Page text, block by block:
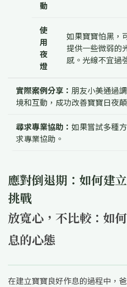
動
使
用
夜
燈
如果寶寶怕黑，
提供一些微弱的
感。光線不宜過
實際案例分享： 朋友小美通過
境和互動，成功改善寶寶日夜
尋求專業協助： 如果嘗試多種
求專業協助。
應對倒退期：如何建
挑戰
放寬心，不比較：如
息的心態
在建立寶寶良好作息的過程中，